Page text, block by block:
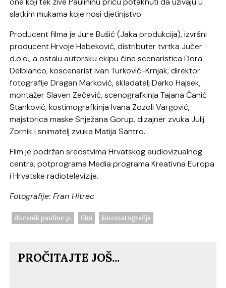
slatkim mukama koje nosi djetinjstvo.
Producent filma je Jure Bušić (Jaka produkcija), izvršni
producent Hrvoje Habeković, distributer tvrtka Jučer
d.o.o., a ostalu autorsku ekipu čine scenaristica Dora
Delbianco, koscenarist Ivan Turković-Krnjak, direktor
fotografije Dragan Marković, skladatelj Darko Hajsek,
montažer Slaven Zečević, scenografkinja Tajana Čanić
Stanković, kostimografkinja Ivana Zozoli Vargović,
majstorica maske Snježana Gorup, dizajner zvuka Julij
Zornik i snimatelj zvuka Matija Santro.
Film je podržan sredstvima Hrvatskog audiovizualnog
centra, potprograma Media programa Kreativna Europa
i Hrvatske radiotelevizije.
Fotografije: Fran Hitrec
dnevnik pauline p. film kinematografija
PROČITAJTE JOŠ...